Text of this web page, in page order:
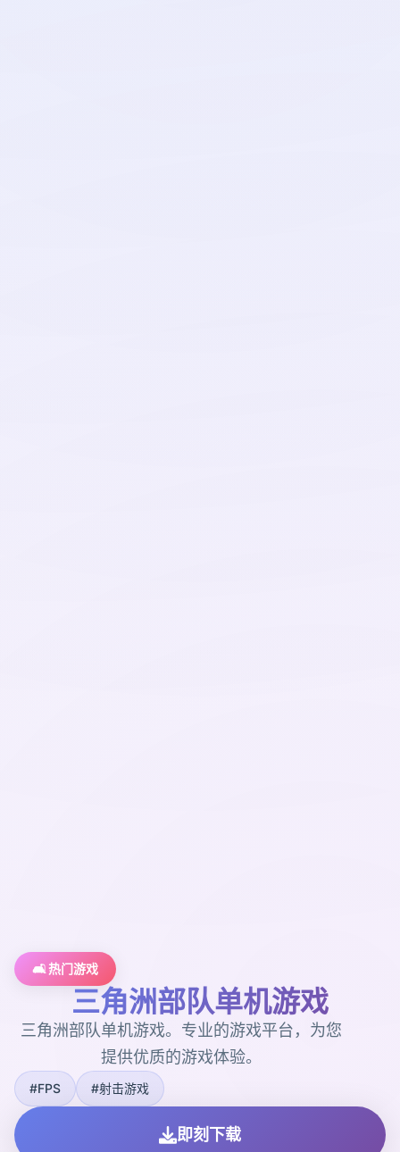
🛋️ 热门游戏
三角洲部队单机游戏
三角洲部队单机游戏。专业的游戏平台，为您
提供优质的游戏体验。
#FPS #射击游戏
即刻下载